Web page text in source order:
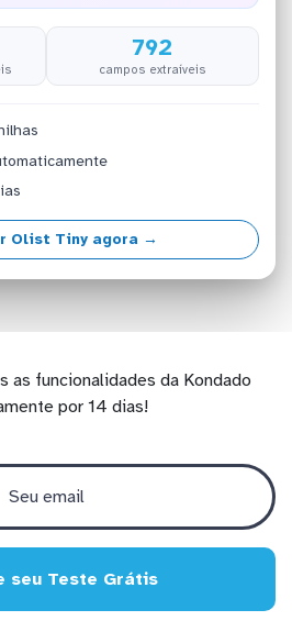
792
campos extraíveis
Olist Tiny agora →
as funcionalidades da Kondado
por 14 dias!
seu Teste Grátis